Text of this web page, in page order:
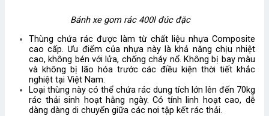
Bánh xe gom rác 400l đúc đặc
Thùng chứa rác được làm từ chất liệu nhựa Composite
cao cấp. Ưu điểm của nhựa này là khả năng chịu nhiệt
cao, không bén với lửa, chống cháy nổ. Không bị bay màu
và không bị lão hóa trước các điều kiện thời tiết khắc
nghiệt tại Việt Nam.
Loại thùng này có thể chứa rác dung tích lớn lên đến 70kg
rác thải sinh hoạt hằng ngày. Có tính linh hoạt cao, dễ
dàng dàng di chuyển giữa các nơi tập kết rác thải.